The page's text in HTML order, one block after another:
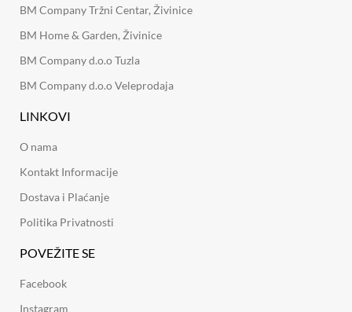
BM Company Tržni Centar, Živinice
BM Home & Garden, Živinice
BM Company d.o.o Tuzla
BM Company d.o.o Veleprodaja
LINKOVI
O nama
Kontakt Informacije
Dostava i Plaćanje
Politika Privatnosti
POVEŽITE SE
Facebook
Instagram